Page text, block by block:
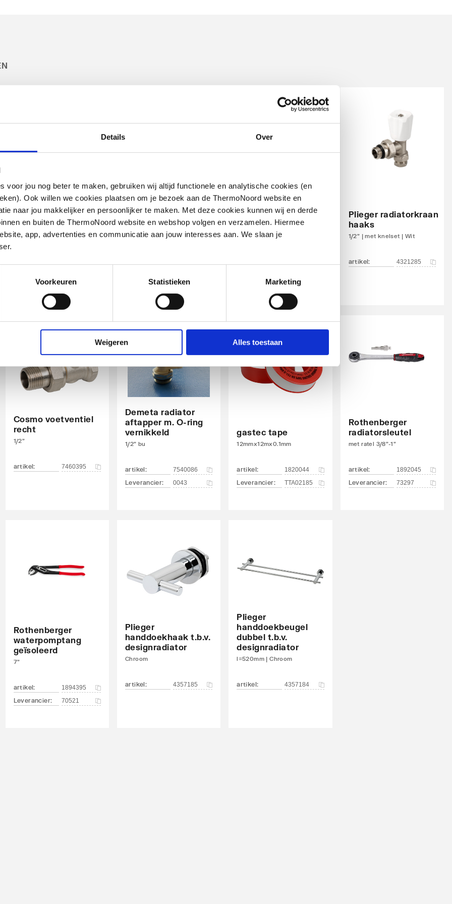
Details Over
voor jou nog beter te maken, gebruiken wij altijd functionele en analytische cookies (en
Ook willen we cookies plaatsen om je bezoek aan de ThermoNoord website en
naar jou makkelijker en persoonlijker te maken. Met deze cookies kunnen wij en derde
en buiten de ThermoNoord website en webshop volgen en verzamelen. Hiermee
app, advertenties en communicatie aan jouw interesses aan. We slaan je
Voorkeuren Statistieken Marketing
Weigeren Alles toestaan
Cosmo
thermostaatkop
design m.
ingebouwde voeler m.
energielabel A (TELL)
M30x1.5 | Chroom
Cosmo
thermostatische
radiatorventiel
instelbaar dubbel
rechts
1/2"
Cosmo
thermostatische
radiatorventiel
instelbaar dubbel
links
1/2"
Plieger radiatorkraan
haaks
1/2" | met knelset | Wit
artikel: 4321285
Cosmo voetventiel
recht
1/2"
artikel: 7460395
Demeta radiator
aftapper m. O-ring
vernikkeld
1/2" bu
artikel: 7540086
Leverancier: 0043
gastec tape
12mmx12mx0.1mm
artikel: 1820044
Leverancier: TTA02185
Rothenberger
radiatorsleutel
met ratel 3/8"-1"
artikel: 1892045
Leverancier: 73297
Rothenberger
waterpomptang
geïsoleerd
7"
artikel: 1894395
Leverancier: 70521
Plieger
handdoekhaak t.b.v.
designradiator
Chroom
artikel: 4357185
Plieger
handdoekbeugel
dubbel t.b.v.
designradiator
l=520mm | Chroom
artikel: 4357184